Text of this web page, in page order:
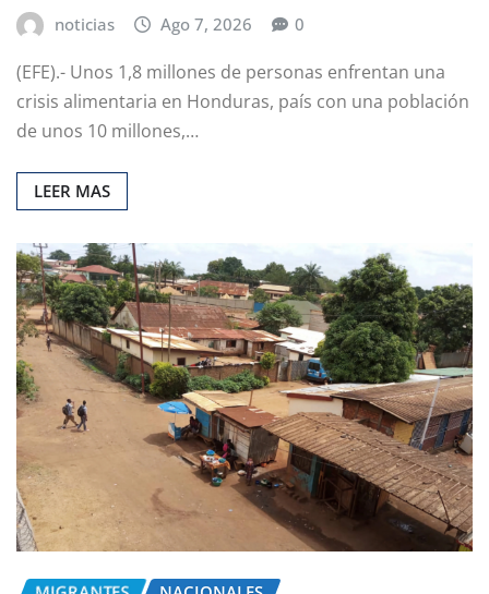
noticias Ago 7, 2026 0
(EFE).- Unos 1,8 millones de personas enfrentan una
crisis alimentaria en Honduras, país con una población
de unos 10 millones,…
LEER MAS